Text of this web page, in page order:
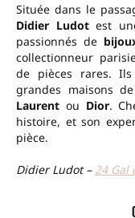
Située dans le
Didier Ludotest
passionnés de
collectionneur
de pièces rares.
grandes maisons
Laurent ou Dior.
histoire, et son
pièce.
Didier Ludot – 24 Gal